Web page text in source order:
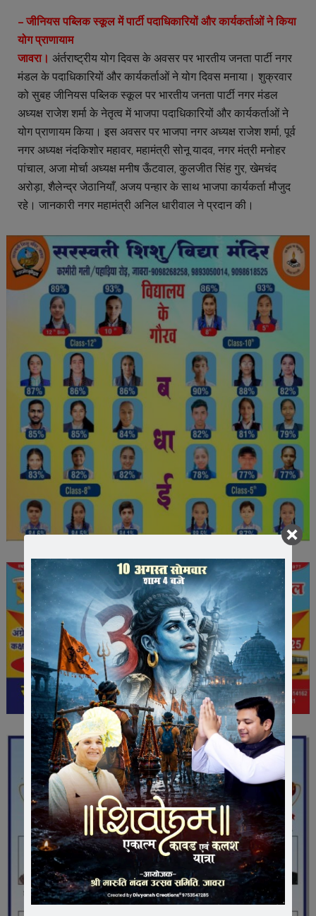
– जीनियस पब्लिक स्कूल में पार्टी पदाधिकारियों और कार्यकर्ताओं ने किया
योग प्राणायाम
जावरा। अंर्तराष्ट्रीय योग दिवस के अवसर पर भारतीय जनता पार्टी नगर
मंडल के पदाधिकारियों और कार्यकर्ताओं ने योग दिवस मनाया। शुक्रवार
को सुबह जीनियस पब्लिक स्कूल पर भारतीय जनता पार्टी नगर मंडल
अध्यक्ष राजेश शर्मा के नेतृत्व में भाजपा पदाधिकारियों और कार्यकर्ताओं ने
योग प्राणायम किया। इस अवसर पर भाजपा नगर अध्यक्ष राजेश शर्मा, पूर्व
नगर अध्यक्ष नंदकिशोर महावर, महामंत्री सोनू यादव, नगर मंत्री मनोहर
पांचाल, अजा मोर्चा अध्यक्ष मनीष ऊँटवाल, कुलजीत सिंह गुर, खेमचंद
अरोड़ा, शैलेन्द्र जेठानियाँ, अजय पन्हार के साथ भाजपा कार्यकर्ता मौजुद
रहे। जानकारी नगर महामंत्री अनिल धारीवाल ने प्रदान की।